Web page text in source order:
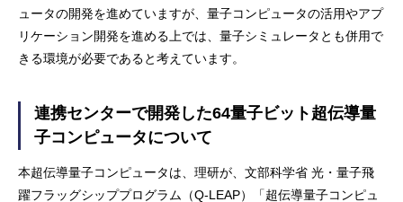
ュータの開発を進めていますが、量子コンピュータの活用やアプ
リケーション開発を進める上では、量子シミュレータとも併用で
きる環境が必要であると考えています。
連携センターで開発した64量子ビット超伝導量
子コンピュータについて
本超伝導量子コンピュータは、理研が、文部科学省 光・量子飛
躍フラッグシッププログラム（Q-LEAP）「超伝導量子コンピュ